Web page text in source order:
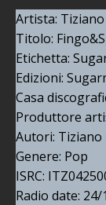
Artista:
Titolo:
Etichetta:
Edizioni:
Casa
Produttore
Autori:
Genere: Pop
ISRC:
Radio date: